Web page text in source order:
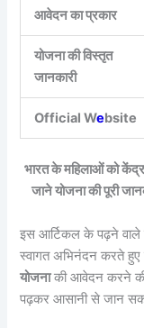
आवेदन का प्रकार
योजना की विस्तृत
जानकारी
Official Website
भारत के महिलाओं को
जाने योजना की पूरी
इस आर्टिकल के पढ़ने वाले
स्वागत अभिनंदन करते
योजनाकी आवेदन करने की
पढ़कर आसानी से जान